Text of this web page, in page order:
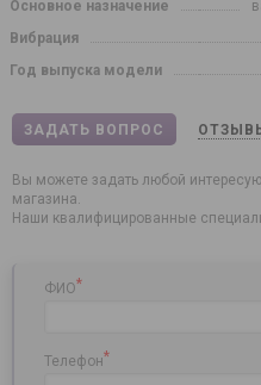
Основное назначение
Вибрация
Год выпуска модели
ЗАДАТЬ ВОПРОС
Вы можете задать любой
магазина.
Наши квалифицированные
ФИО*
Телефон*